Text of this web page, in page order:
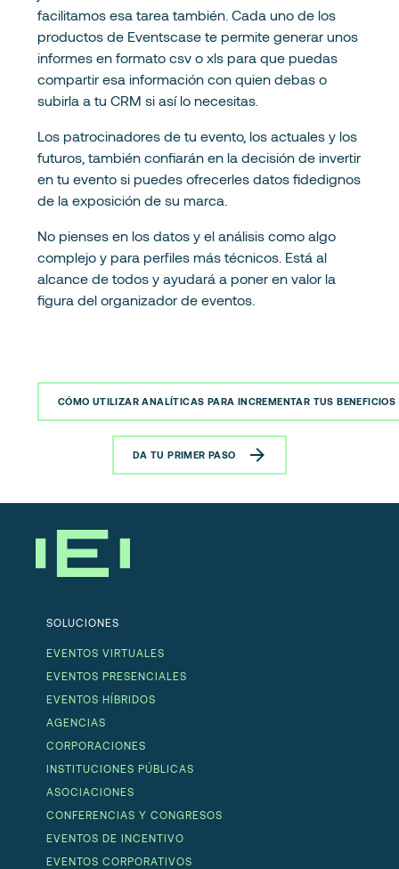
facilitamos esa tarea también. Cada uno de los
productos de Eventscase te permite generar unos
informes en formato csv o xls para que puedas
compartir esa información con quien debas o
subirla a tu CRM si así lo necesitas.
Los patrocinadores de tu evento, los actuales y los
futuros, también confiarán en la decisión de invertir
en tu evento si puedes ofrecerles datos fidedignos
de la exposición de su marca.
No pienses en los datos y el análisis como algo
complejo y para perfiles más técnicos. Está al
alcance de todos y ayudará a poner en valor la
figura del organizador de eventos.
CÓMO UTILIZAR ANALÍTICAS PARA INCREMENTAR TUS BENEFICIOS
DA TU PRIMER PASO
SOLUCIONES
EVENTOS VIRTUALES
EVENTOS PRESENCIALES
EVENTOS HÍBRIDOS
AGENCIAS
CORPORACIONES
INSTITUCIONES PÚBLICAS
ASOCIACIONES
CONFERENCIAS Y CONGRESOS
EVENTOS DE INCENTIVO
EVENTOS CORPORATIVOS